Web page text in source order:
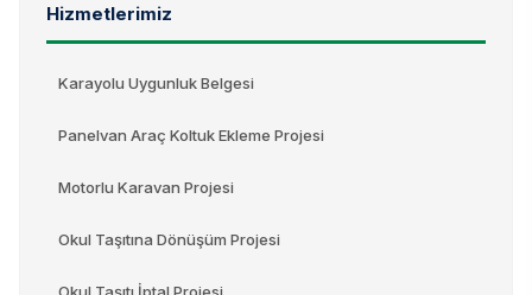
Hizmetlerimiz
Karayolu Uygunluk Belgesi
Panelvan Araç Koltuk Ekleme Projesi
Motorlu Karavan Projesi
Okul Taşıtına Dönüşüm Projesi